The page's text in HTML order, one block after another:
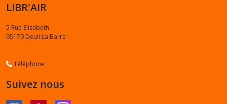
LIBR'AIR
5 Rue Elisabeth
95170 Deuil La Barre
Téléphone
Suivez nous